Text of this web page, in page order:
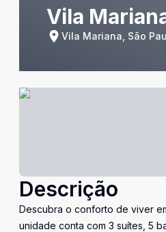
Vila
Vila Mariana, São
Descrição
Descubra o conforto de viver
unidade conta com 3 suítes, 5